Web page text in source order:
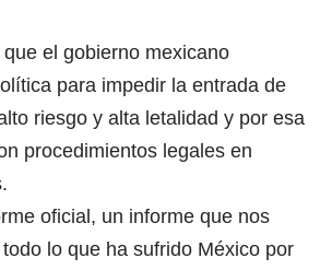
el gobierno mexicano
para impedir la entrada de
riesgo y alta letalidad y por esa
procedimientos legales en
oficial, un informe que nos
lo que ha sufrido México por